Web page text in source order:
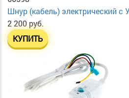
Шнур (кабель) электрический
2 200 руб.
КУПИТЬ